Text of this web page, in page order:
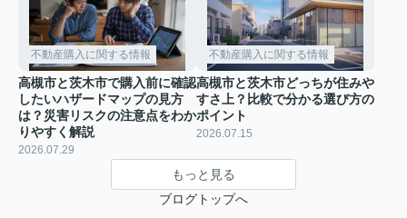
不動産購入に関する情報
高槻市と茨木市で購入前に確認
したいハザードマップの見方
は？災害リスクの注意点をわか
りやすく解説
2026.07.29
不動産購入に関する情報
高槻市と茨木市どっちが住みや
すさ上？比較で分かる選び方の
ポイント
2026.07.15
もっと見る
ブログトップへ